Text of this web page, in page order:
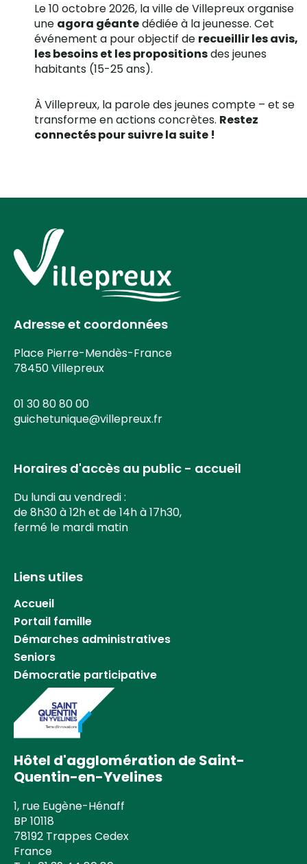
Le 10 octobre 2026, la ville de Villepreux organise
une agora géantedédiée à la jeunesse. Cet
événement a pour objectif de recueillir les avis,
les besoins et les propositionsdes jeunes
habitants (15-25 ans).
À Villepreux, la parole des jeunes compte – et se
transforme en actions concrètes. Restez
connectés pour suivre la suite !
Adresse et coordonnées
Place Pierre-Mendès-France
78450 Villepreux
01 30 80 80 00
guichetunique@villepreux.fr
Horaires d'accès au public - accueil
Du lundi au vendredi :
de 8h30 à 12h et de 14h à 17h30,
fermé le mardi matin
Liens utiles
Accueil
Portail famille
Démarches administratives
Seniors
Démocratie participative
Hôtel d'agglomération de Saint-
Quentin-en-Yvelines
1, rue Eugène-Hénaff
BP 10118
78192 Trappes Cedex
France